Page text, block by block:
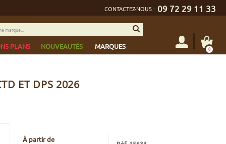
CONTACTEZ-NOUS : 09 72 29 11 33
PLANS NOUVEAUTÉS MARQUES 0
ET DPS 2026
À partir de